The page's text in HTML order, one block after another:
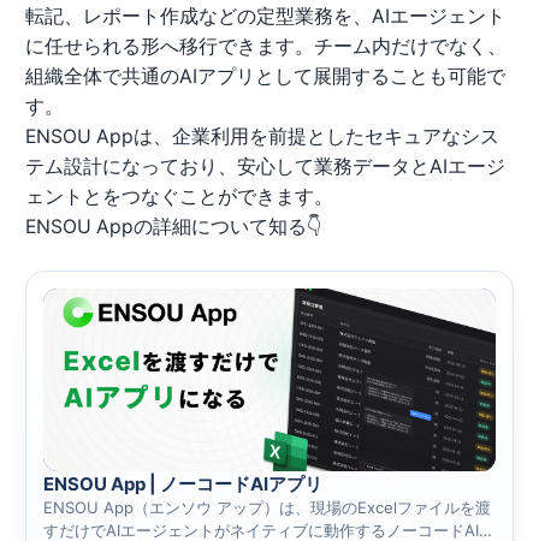
転記、レポート作成などの定型業務を、AIエージェント
に任せられる形へ移行できます。チーム内だけでなく、
組織全体で共通のAIアプリとして展開することも可能で
す。
ENSOU Appは、企業利用を前提としたセキュアなシス
テム設計になっており、安心して業務データとAIエージ
ェントとをつなぐことができます。
ENSOU Appの詳細について知る👇
ENSOU App | ノーコードAIアプリ
ENSOU App（エンソウ アップ）は、現場のExcelファイルを渡
すだけでAIエージェントがネイティブに動作するノーコードAIア